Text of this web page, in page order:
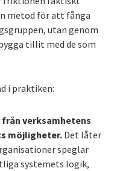
metod för att fånga
utan genom
tillit med de som
i praktiken:
verksamhetens
möjligheter. Det låter
speglar
systemets logik,